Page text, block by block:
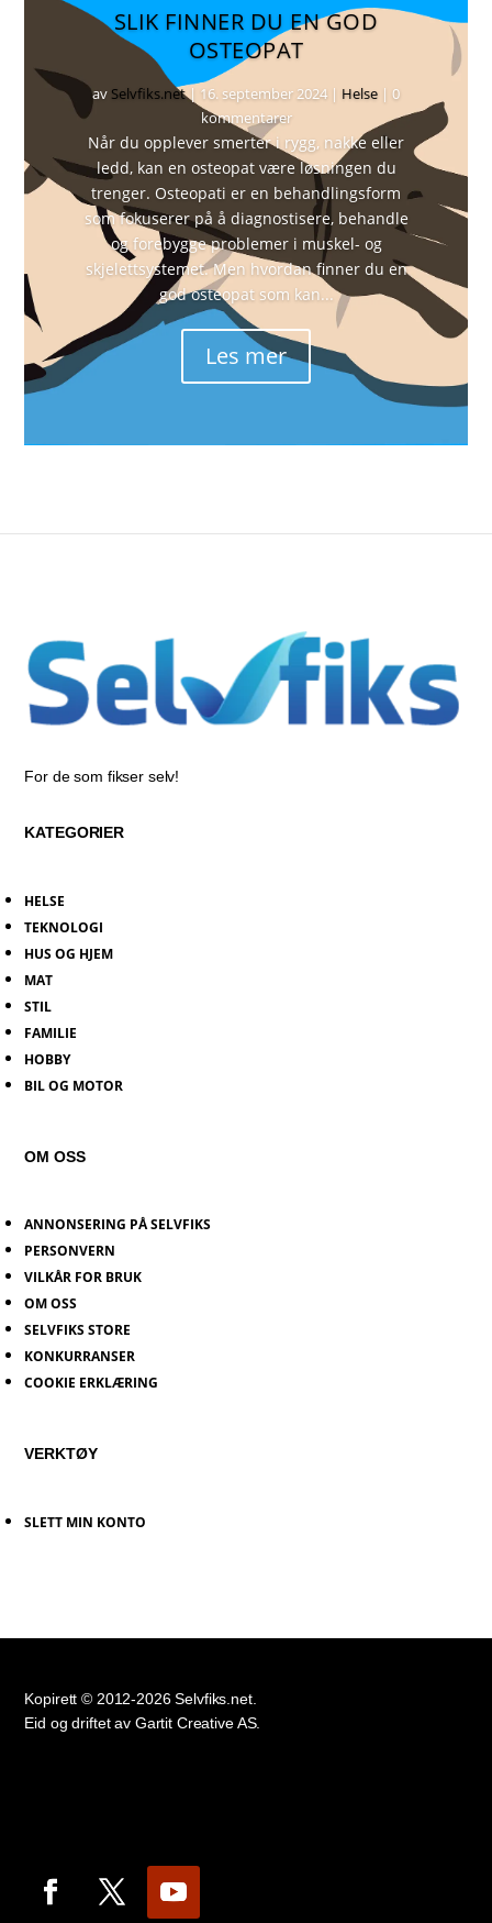
SLIK FINNER DU EN GOD
OSTEOPAT
av Selvfiks.net| 16. september 2024 | Helse | 0
kommentarer
Når du opplever smerter i rygg, nakke eller
ledd, kan en osteopat være løsningen du
trenger. Osteopati er en behandlingsform
som fokuserer på å diagnostisere, behandle
og forebygge problemer i muskel- og
skjelettsystemet. Men hvordan finner du en
god osteopat som kan...
Les mer
For de som fikser selv!
KATEGORIER
HELSE
TEKNOLOGI
HUS OG HJEM
MAT
STIL
FAMILIE
HOBBY
BIL OG MOTOR
OM OSS
ANNONSERING PÅ SELVFIKS
PERSONVERN
VILKÅR FOR BRUK
OM OSS
SELVFIKS STORE
KONKURRANSER
COOKIE ERKLÆRING
VERKTØY
SLETT MIN KONTO
Kopirett © 2012-2026 Selvfiks.net.
Eid og driftet av Gartit Creative AS.